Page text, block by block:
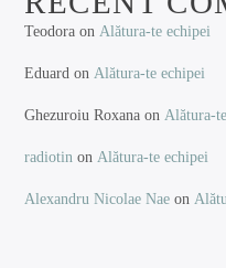
Teodora on Alătura-te echipei
Eduard on Alătura-te echipei
Ghezuroiu Roxana on Alătura-
radiotin on Alătura-te echipei
Alexandru Nicolae Nae on